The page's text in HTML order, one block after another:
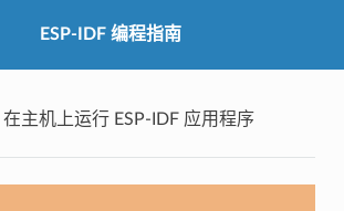
ESP-IDF 编程指南
在主机上运行 ESP-IDF 应用程序